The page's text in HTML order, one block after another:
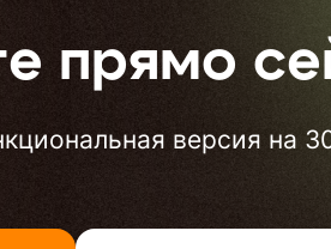
прямо
версия на